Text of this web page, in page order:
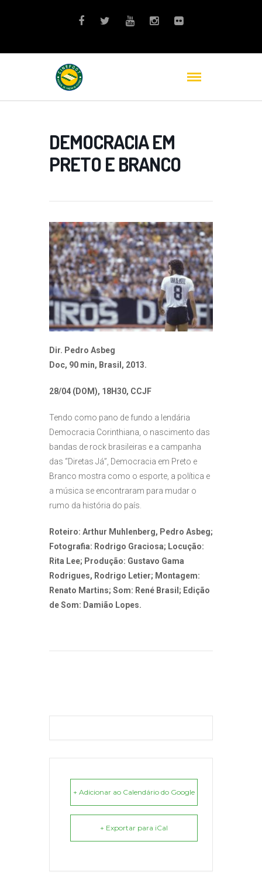
DEMOCRACIA EM
PRETO E BRANCO
Dir. Pedro Asbeg
Doc, 90 min, Brasil, 2013.
28/04 (DOM), 18H30, CCJF
Tendo como pano de fundo a lendária
Democracia Corinthiana, o nascimento das
bandas de rock brasileiras e a campanha
das “Diretas Já”, Democracia em Preto e
Branco mostra como o esporte, a política e
a música se encontraram para mudar o
rumo da história do país.
Roteiro: Arthur Muhlenberg, Pedro Asbeg;
Fotografia: Rodrigo Graciosa; Locução:
Rita Lee; Produção: Gustavo Gama
Rodrigues, Rodrigo Letier; Montagem:
Renato Martins; Som: René Brasil; Edição
de Som: Damião Lopes.
+ Adicionar ao Calendário do Google
+ Exportar para iCal